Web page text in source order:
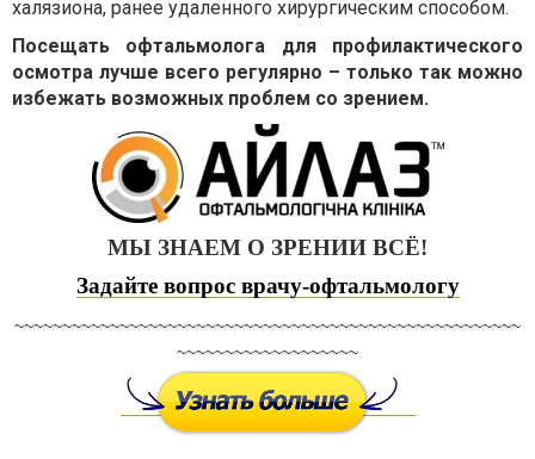
халязиона, ранее удаленного хирургическим способом.
Посещать офтальмолога для профилактического
осмотра лучше всего регулярно – только так можно
избежать возможных проблем со зрением.
МЫ ЗНАЕМ О ЗРЕНИИ ВСЁ!
Задайте вопрос врачу-офтальмологу
~~~~~~~~~~~~~~~~~~~~~~~~~~~~~~~~~~~~~~~~~~~~~~~~~~~~~
~~~~~~~~~~~~~~~~~~~